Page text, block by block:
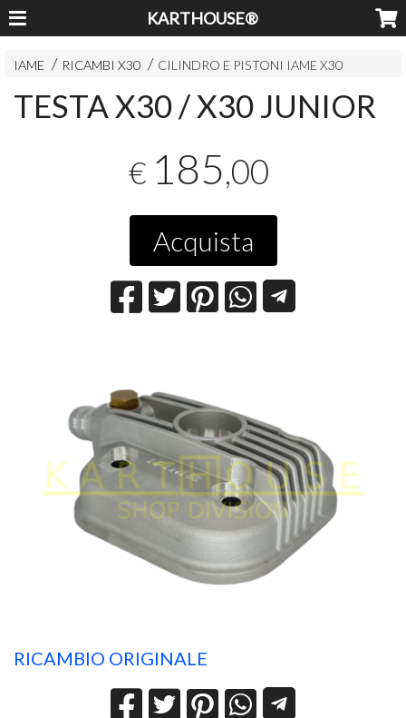
KARTHOUSE®
IAME RICAMBI X30 CILINDRO E PISTONI IAME X30
TESTA X30 / X30 JUNIOR
€ 185,00
Acquista
RICAMBIO ORIGINALE